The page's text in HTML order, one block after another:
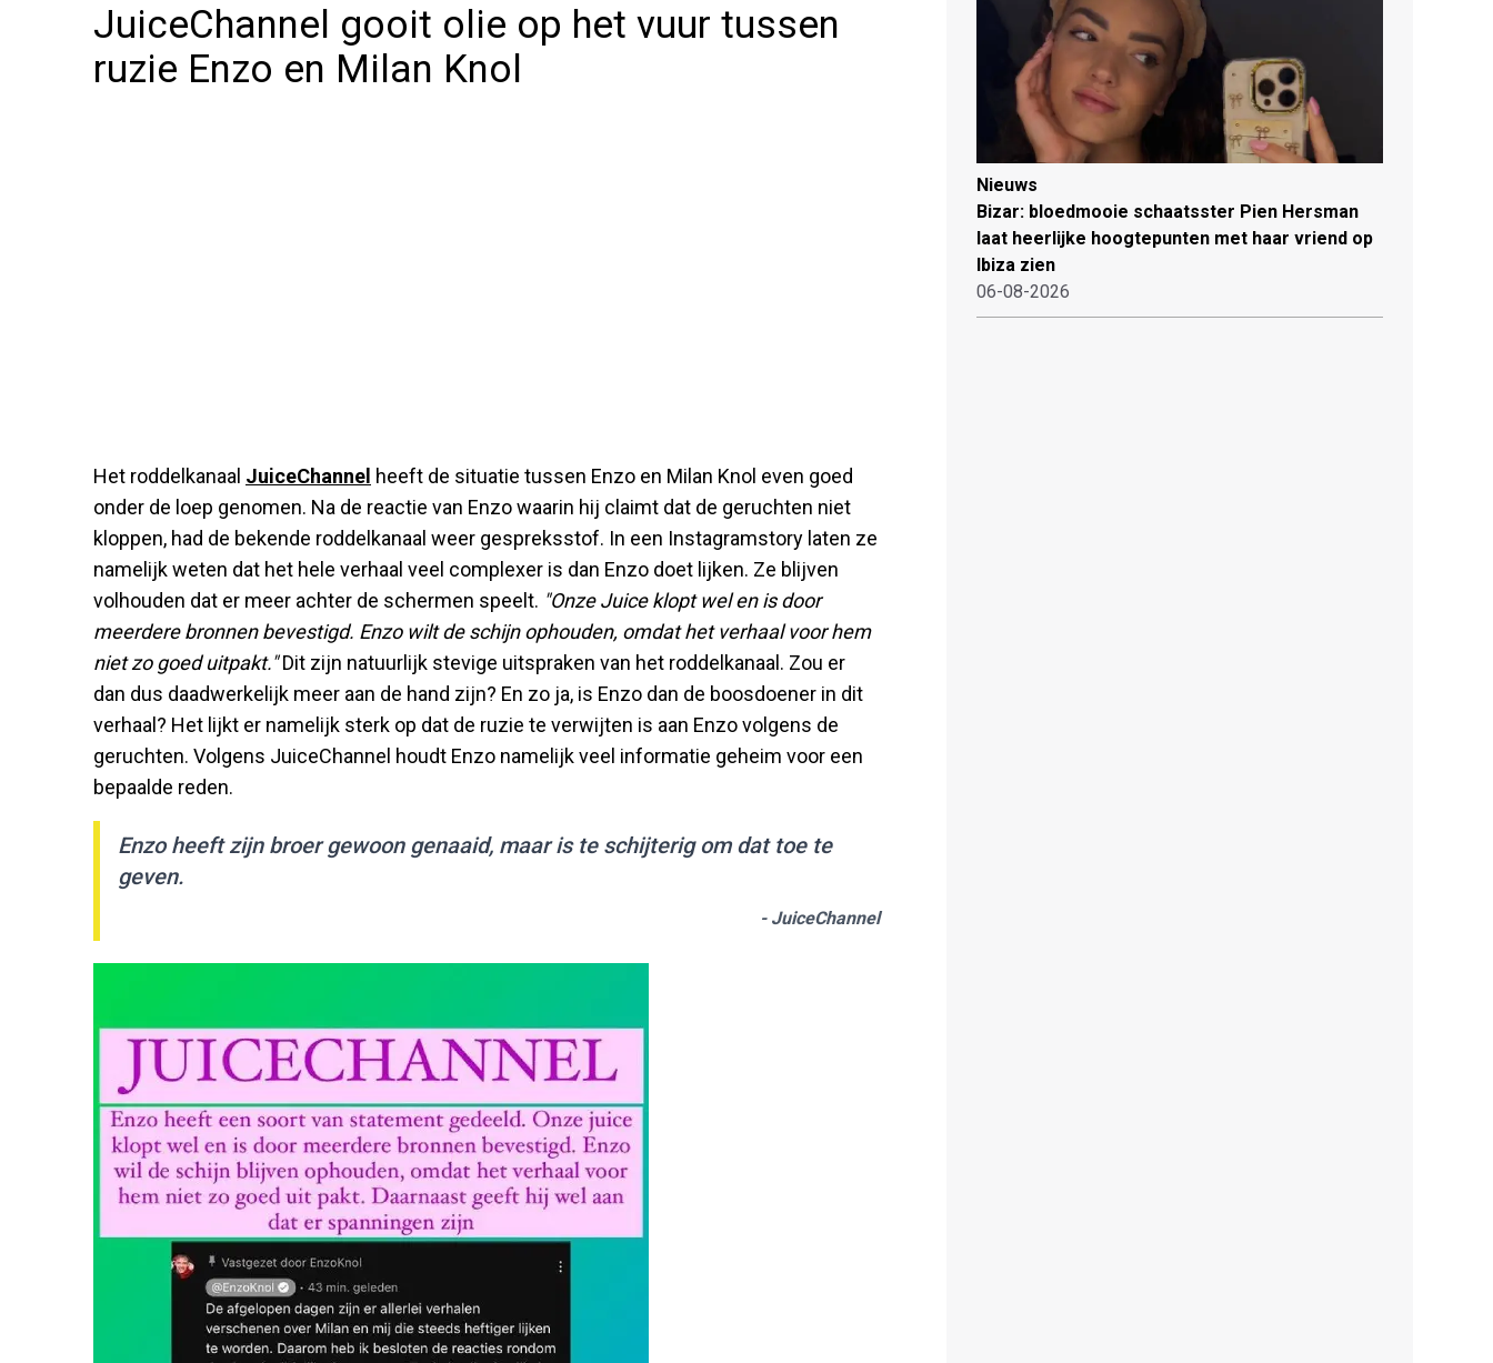
JuiceChannel gooit olie op het vuur tussen
ruzie Enzo en Milan Knol
Het roddelkanaal JuiceChannel heeft de situatie tussen Enzo en Milan Knol even goed
onder de loep genomen. Na de reactie van Enzo waarin hij claimt dat de geruchten niet
kloppen, had de bekende roddelkanaal weer gespreksstof. In een Instagramstory laten ze
namelijk weten dat het hele verhaal veel complexer is dan Enzo doet lijken. Ze blijven
volhouden dat er meer achter de schermen speelt. "Onze Juice klopt wel en is door
meerdere bronnen bevestigd. Enzo wilt de schijn ophouden, omdat het verhaal voor hem
niet zo goed uitpakt."Dit zijn natuurlijk stevige uitspraken van het roddelkanaal. Zou er
dan dus daadwerkelijk meer aan de hand zijn? En zo ja, is Enzo dan de boosdoener in dit
verhaal? Het lijkt er namelijk sterk op dat de ruzie te verwijten is aan Enzo volgens de
geruchten. Volgens JuiceChannel houdt Enzo namelijk veel informatie geheim voor een
bepaalde reden.
Enzo heeft zijn broer gewoon genaaid, maar is te schijterig om dat toe te
geven.
- JuiceChannel
Nieuws
Bizar: bloedmooie schaatsster Pien Hersman
laat heerlijke hoogtepunten met haar vriend op
Ibiza zien
06-08-2026